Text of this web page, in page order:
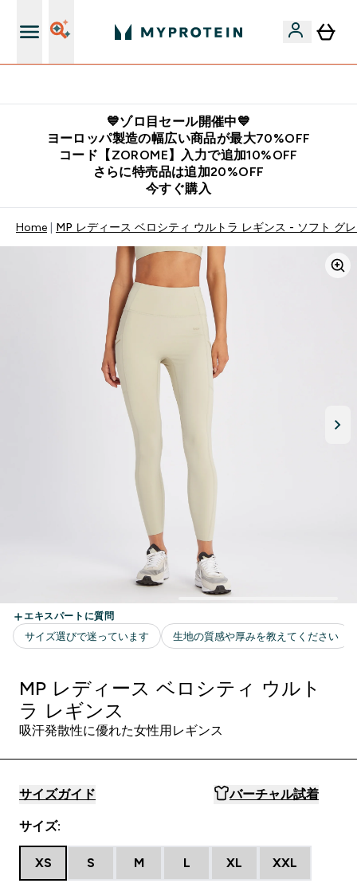
💙ゾロ目セール開催中💙
ヨーロッパ製造の幅広い商品が最大70%OFF
コード【ZOROME】入力で追加10%OFF
さらに特売品は追加20%OFF
今すぐ購入
Home MP レディース ベロシティ ウルトラ レギンス - ソフト グ
MP レディース ベロシティ ウルト
ラ レギンス
吸汗発散性に優れた女性用レギンス
サイズガイド バーチャル試着
サイズ:
XS S M L XL XXL